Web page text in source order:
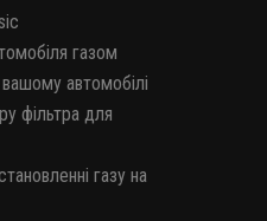
газом
автомобілі
фільтра для
газу на